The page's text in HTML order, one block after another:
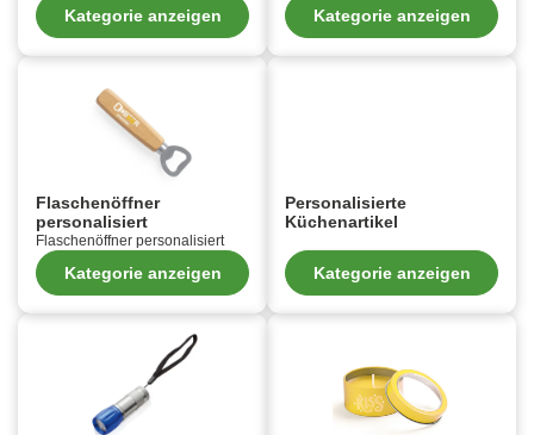
Kategorie anzeigen
Kategorie anzeigen
Flaschenöffner
personalisiert
Flaschenöffner personalisiert
Kategorie anzeigen
Personalisierte
Küchenartikel
Kategorie anzeigen